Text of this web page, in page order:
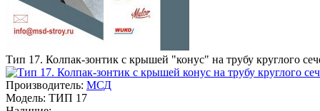
Тип 17. Колпак-зонтик с крышей "конус" на трубу круглого
Производитель: МСД
Модель: ТИП 17